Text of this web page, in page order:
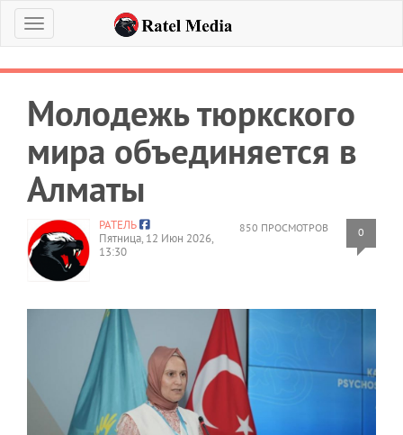
Меню
Молодежь тюркского
мира объединяется в
Алматы
850 ПРОСМОТРОВ 0
РАТЕЛЬ
Пятница, 12 Июн 2026,
13:30